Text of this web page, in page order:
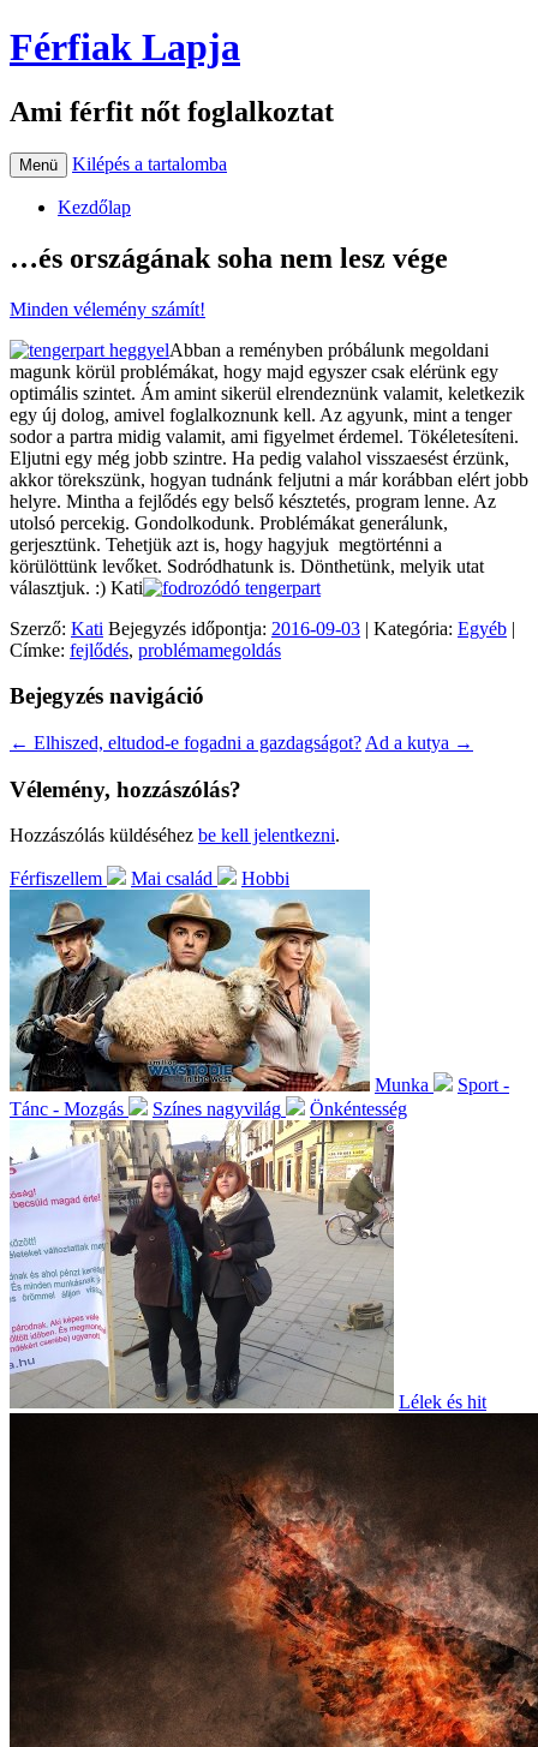
Férfiak Lapja
Ami férfit nőt foglalkoztat
Menü Kilépés a tartalomba
Kezdőlap
…és országának soha nem lesz vége
Minden vélemény számít!
Abban a reményben próbálunk megoldani
magunk körül problémákat, hogy majd egyszer csak elérünk egy
optimális szintet. Ám amint sikerül elrendeznünk valamit, keletkezik
egy új dolog, amivel foglalkoznunk kell. Az agyunk, mint a tenger
sodor a partra midig valamit, ami figyelmet érdemel. Tökéletesíteni.
Eljutni egy még jobb szintre. Ha pedig valahol visszaesést érzünk,
akkor törekszünk, hogyan tudnánk feljutni a már korábban elért jobb
helyre. Mintha a fejlődés egy belső késztetés, program lenne. Az
utolsó percekig. Gondolkodunk. Problémákat generálunk,
gerjesztünk. Tehetjük azt is, hogy hagyjuk megtörténni a
körülöttünk levőket. Sodródhatunk is. Dönthetünk, melyik utat
választjuk. :) Kati
Szerző: Kati Bejegyzés időpontja: 2016-09-03 | Kategória: Egyéb |
Címke: fejlődés, problémamegoldás
Bejegyzés navigáció
← Elhiszed, eltudod-e fogadni a gazdagságot? Ad a kutya →
Vélemény, hozzászólás?
Hozzászólás küldéséhez be kell jelentkezni.
Férfiszellem Mai család Hobbi
Munka
Sport -
Tánc - Mozgás
Színes nagyvilág Önkéntesség
Lélek és hit